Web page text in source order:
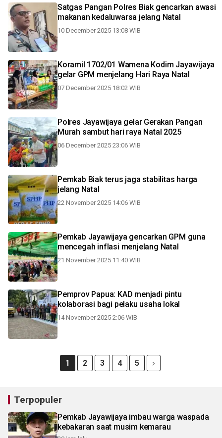
Satgas Pangan Polres Biak gencarkan awasi
makanan kedaluwarsa jelang Natal
10 December 2025 13:08 WIB
Koramil 1702/01 Wamena Kodim Jayawijaya
gelar GPM menjelang Hari Raya Natal
07 December 2025 18:02 WIB
Polres Jayawijaya gelar Gerakan Pangan
Murah sambut hari raya Natal 2025
06 December 2025 23:06 WIB
Pemkab Biak terus jaga stabilitas harga
jelang Natal
22 November 2025 14:06 WIB
Pemkab Jayawijaya gencarkan GPM guna
mencegah inflasi menjelang Natal
21 November 2025 11:40 WIB
Pemprov Papua: KAD menjadi pintu
kolaborasi bagi pelaku usaha lokal
14 November 2025 2:06 WIB
1 2 3 4 5
Terpopuler
Pemkab Jayawijaya imbau warga waspada
kebakaran saat musim kemarau